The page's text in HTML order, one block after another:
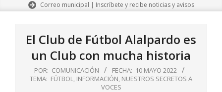
Correo municipal | Inscríbete y recibe noticias y avisos
El Club de Fútbol Alalpardo es
un Club con mucha historia
POR: COMUNICACIÓN FECHA: 10 MAYO 2022
TEMA: FÚTBOL, INFORMACIÓN, NUESTROS SECRETOS A
VOCES